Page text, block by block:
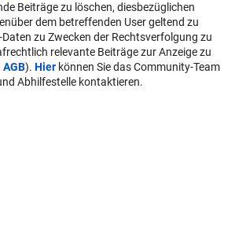
Beiträge zu löschen, diesbezüglichen
dem betreffenden User geltend zu
zu Zwecken der Rechtsverfolgung zu
relevante Beiträge zur Anzeige zu
AGB). Hier können Sie das Community-Team
Abhilfestelle kontaktieren.